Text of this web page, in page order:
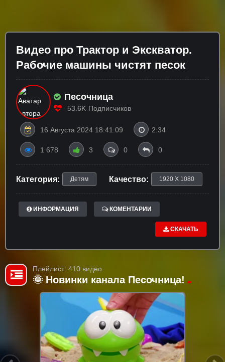
Видео про Трактор и Экскватор.
Рабочие машины чистят песок
Песочница
53.6K Подписчиков
16 Августа 2024 18:41:09 2:34
1 678 3 0 0
Категория: Детям Качество: 1920 X 1080
ИНФОРМАЦИЯ КОМЕНТАРИИ
СКАЧАТЬ
Плейлист: 410 видео
🌞 Новинки канала Песочница!